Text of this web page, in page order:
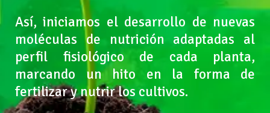
Así, iniciamos el desarrollo de nuevas
moléculas de nutrición adaptadas al
perfil fisiológico de cada planta,
marcando un hito en la forma de
fertilizar y nutrir los cultivos.